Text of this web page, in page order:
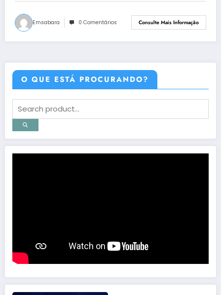
Emsabara 0 Comentários Consulte Mais Informação
O QUE ESTÁ PROCURANDO?